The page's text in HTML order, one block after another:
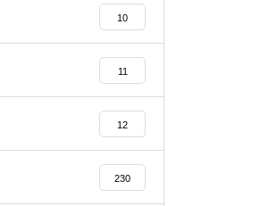
10
11
12
230